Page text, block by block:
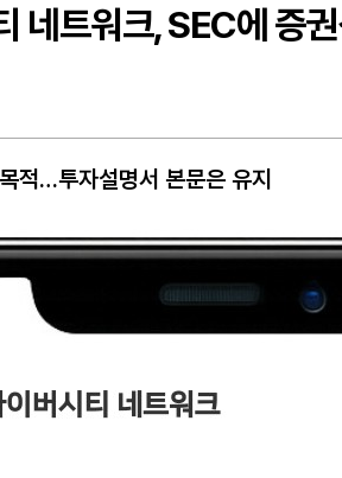
네트워크, SEC에 증
적…투자설명서 본문은 유지